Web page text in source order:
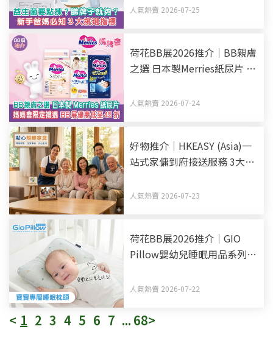
人氣熱賣 2026-07-25
荷花BB展2026推介｜BB親膚
之選 日本製Merries紙尿片 媽
45折
人氣熱賣 2026-07-24
好物推介｜HKEASY (Asia)一
站式家傭到府接送服務 3大優
人氣熱賣 2026-07-23
荷花BB展2026推介｜GIO
Pillow嬰幼兒睡眠用品系列
呵護BB睡眠
人氣熱賣 2026-07-22
< 1 2 3 4 5 6 7 ... 68>